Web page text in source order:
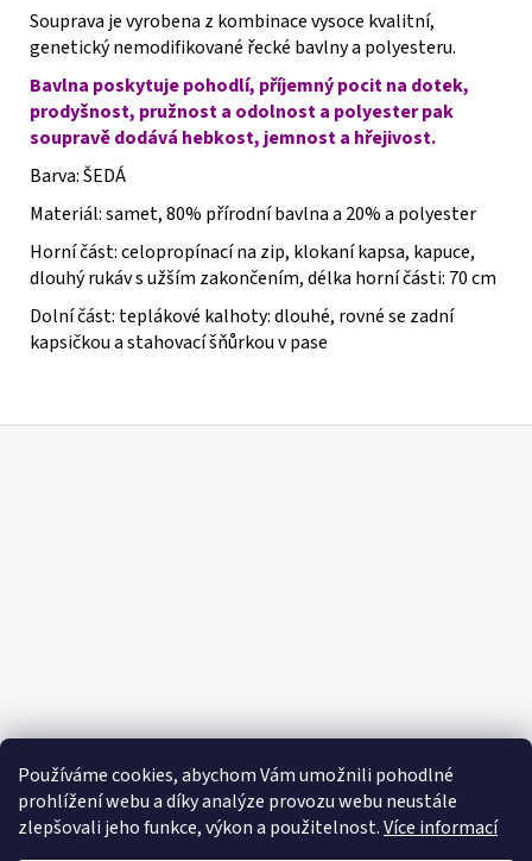
Používáme cookies, abychom Vám umožnili pohodlné
prohlížení webu a díky analýze provozu webu neustále
zlepšovali jeho funkce, výkon a použitelnost.Více informací
Souprava je vyrobena z kombinace vysoce kvalitní,
genetický nemodifikované řecké bavlny a polyesteru.
Bavlna poskytuje pohodlí, příjemný pocit na dotek,
prodyšnost, pružnost a odolnost a polyester pak
soupravě dodává hebkost, jemnost a hřejivost.
Barva: ŠEDÁ
Materiál: samet, 80% přírodní bavlna a 20% a polyester
Horní část: celopropínací na zip, klokaní kapsa, kapuce,
dlouhý rukáv s užším zakončením, délka horní části: 70 cm
Dolní část: teplákové kalhoty: dlouhé, rovné se zadní
kapsičkou a stahovací šňůrkou v pase